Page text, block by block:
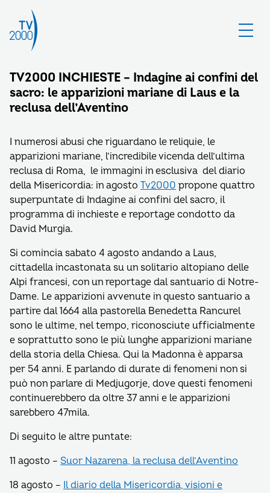
TV2000 INCHIESTE – Indagine ai confini del
sacro: le apparizioni mariane di Laus e la
reclusa dell’Aventino
I numerosi abusi che riguardano le reliquie, le
apparizioni mariane, l’incredibile vicenda dell’ultima
reclusa di Roma, le immagini in esclusiva del diario
della Misericordia: in agosto Tv2000 propone quattro
superpuntate di Indagine ai confini del sacro, il
programma di inchieste e reportage condotto da
David Murgia.
Si comincia sabato 4 agosto andando a Laus,
cittadella incastonata su un solitario altopiano delle
Alpi francesi, con un reportage dal santuario di Notre-
Dame. Le apparizioni avvenute in questo santuario a
partire dal 1664 alla pastorella Benedetta Rancurel
sono le ultime, nel tempo, riconosciute ufficialmente
e soprattutto sono le più lunghe apparizioni mariane
della storia della Chiesa. Qui la Madonna è apparsa
per 54 anni. E parlando di durate di fenomeni non si
può non parlare di Medjugorje, dove questi fenomeni
continuerebbero da oltre 37 anni e le apparizioni
sarebbero 47mila.
Di seguito le altre puntate:
11 agosto – Suor Nazarena, la reclusa dell’Aventino
18 agosto – Il diario della Misericordia, visioni e